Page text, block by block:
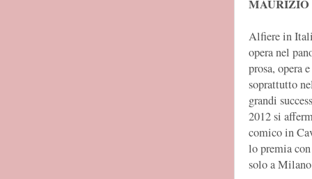
MAURIZIO
Alfiere in
opera nel
prosa, opera
soprattutto
grandi
2012 si
comico in
lo premia
solo a